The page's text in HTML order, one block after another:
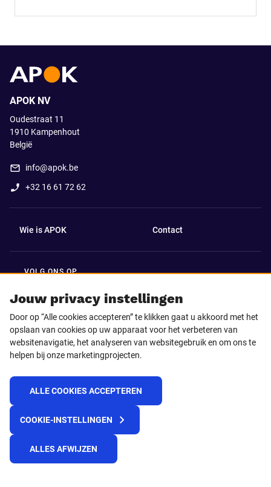
Jouw privacy instellingen
Door op “Alle cookies accepteren” te klikken gaat u akkoord met het
opslaan van cookies op uw apparaat voor het verbeteren van
websitenavigatie, het analyseren van websitegebruik en om ons te
helpen bij onze marketingprojecten.
ALLE COOKIES ACCEPTEREN
COOKIE-INSTELLINGEN
ALLES AFWIJZEN
APOK NV
Oudestraat 11
1910 Kampenhout
België
info@apok.be
+32 16 61 72 62
Wie is APOK Contact
VOLG ONS OP
Facebook
Instagram TikTok